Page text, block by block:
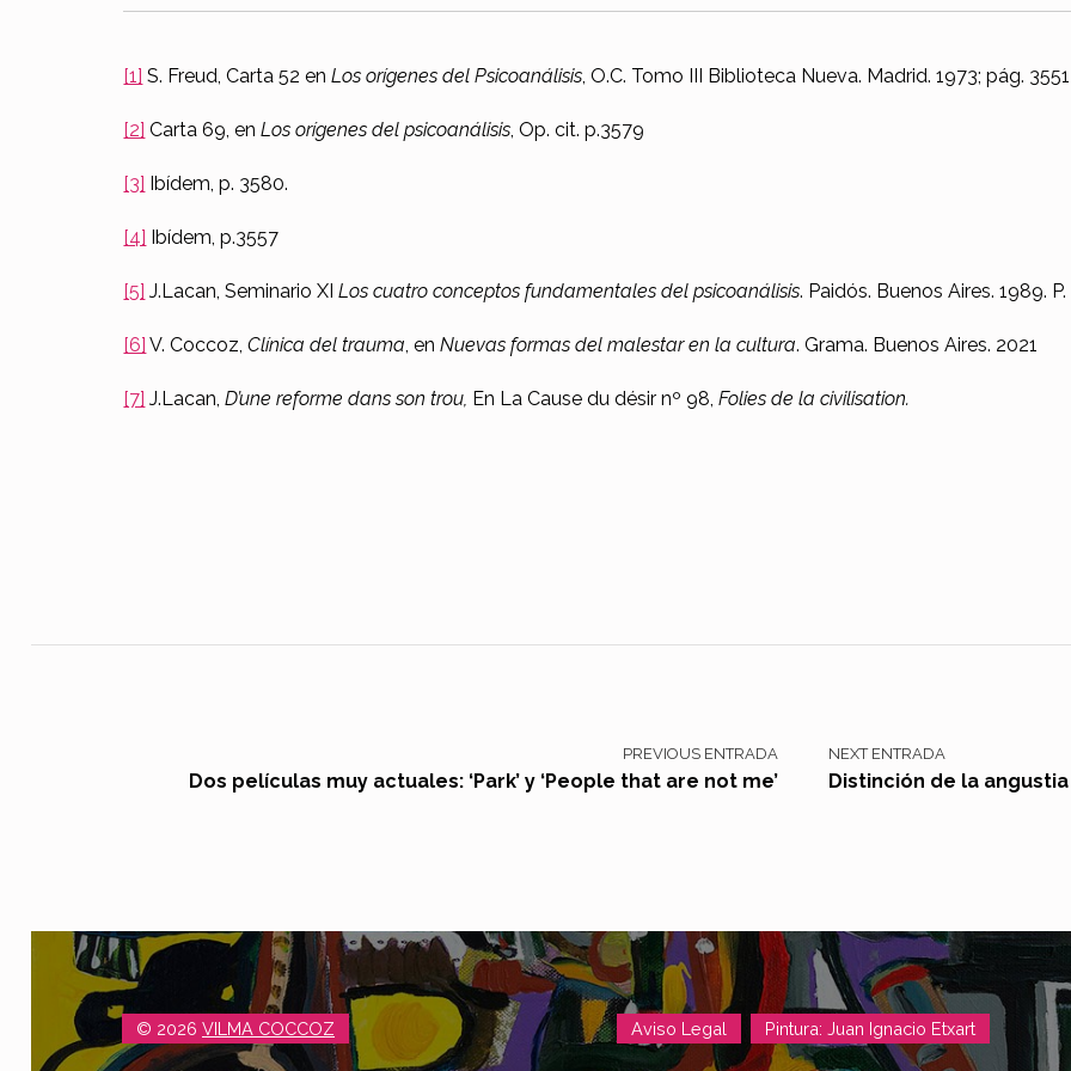
[1] S. Freud, Carta 52 enLos orígenes del Psicoanálisis , O.C. Tomo III Biblioteca Nueva. Madrid. 1973; pág. 3551
[2] Carta 69, enLos orígenes del psicoanálisis , Op. cit. p.3579
[3] Ibídem, p. 3580.
[4] Ibídem, p.3557
[5] J.Lacan, Seminario XILos cuatro conceptos fundamentales del psicoanálisis. Paidós. Buenos Aires. 1989. P.
[6] V. Coccoz,Clínica del trauma , enNuevas formas del malestar en la cultura. Grama. Buenos Aires. 2021
[7] J.Lacan,D’une reforme dans son trou, En La Cause du désir nº 98,Folies de la civilisation.
Navegación de entradas
PREVIOUS ENTRADA
Dos películas muy actuales: ‘Park’ y ‘People that are not me’
NEXT ENTRADA
Distinción de la angustia
© 2026 VILMA COCCOZ Aviso Legal Pintura: Juan Ignacio Etxart